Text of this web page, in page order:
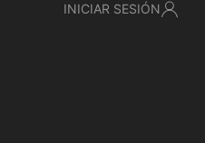
INICIAR SESIÓN